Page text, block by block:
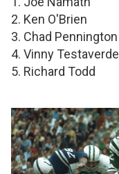
2. Ken O'Brien
3. Chad Pennington
4. Vinny Testaverde
5. Richard Todd